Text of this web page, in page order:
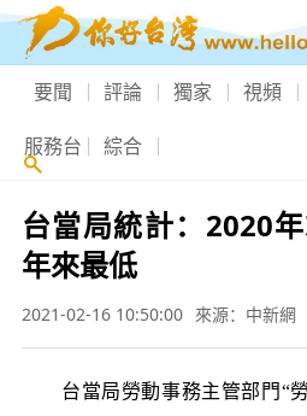
要聞 評論 獨家 視頻
服務台 綜合
台當局統計：2020
年來最低
2021-02-16 10:50:00 來源：中新網
台當局勞動事務主管部門“勞